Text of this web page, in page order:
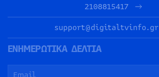
2108815417
support@digitaltvinfo.gr
ΕΝΗΜΕΡΩΤΙΚΑ ΔΕΛΤΙΑ